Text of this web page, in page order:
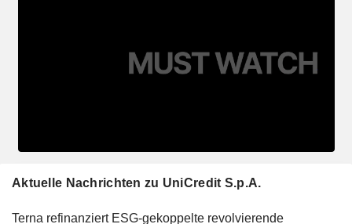
Aktuelle Nachrichten zu UniCredit S.p.A.
Terna refinanziert ESG-gekoppelte revolvierende